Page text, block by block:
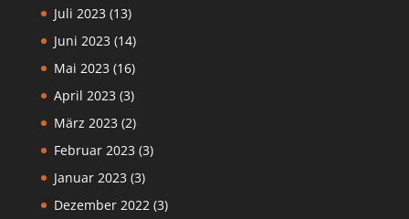
Juli 2023 (13)
Juni 2023 (14)
Mai 2023 (16)
April 2023 (3)
März 2023 (2)
Februar 2023 (3)
Januar 2023 (3)
Dezember 2022(3)